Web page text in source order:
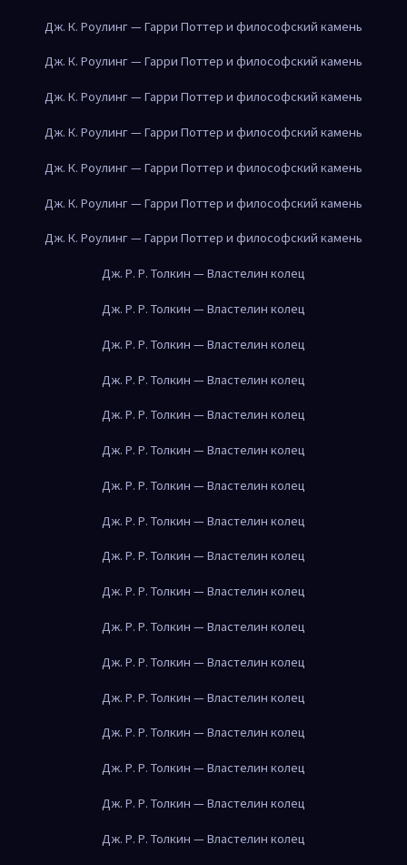
Дж. К. Роулинг — Гарри Поттер и философский камень
Дж. К. Роулинг — Гарри Поттер и философский камень
Дж. К. Роулинг — Гарри Поттер и философский камень
Дж. К. Роулинг — Гарри Поттер и философский камень
Дж. К. Роулинг — Гарри Поттер и философский камень
Дж. К. Роулинг — Гарри Поттер и философский камень
Дж. К. Роулинг — Гарри Поттер и философский камень
Дж. Р. Р. Толкин — Властелин колец
Дж. Р. Р. Толкин — Властелин колец
Дж. Р. Р. Толкин — Властелин колец
Дж. Р. Р. Толкин — Властелин колец
Дж. Р. Р. Толкин — Властелин колец
Дж. Р. Р. Толкин — Властелин колец
Дж. Р. Р. Толкин — Властелин колец
Дж. Р. Р. Толкин — Властелин колец
Дж. Р. Р. Толкин — Властелин колец
Дж. Р. Р. Толкин — Властелин колец
Дж. Р. Р. Толкин — Властелин колец
Дж. Р. Р. Толкин — Властелин колец
Дж. Р. Р. Толкин — Властелин колец
Дж. Р. Р. Толкин — Властелин колец
Дж. Р. Р. Толкин — Властелин колец
Дж. Р. Р. Толкин — Властелин колец
Дж. Р. Р. Толкин — Властелин колец